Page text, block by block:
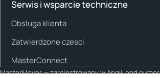
Serwis i wsparcie techniczne
Obsluga klienta
Zatwierdzone czesci
MasterConnect
MasterMover — zarejestrowany w Anglii pod